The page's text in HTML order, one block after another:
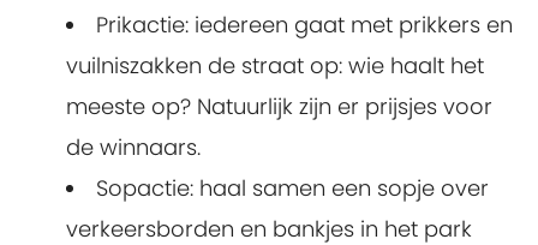
Prikactie: iedereen gaat met prikkers en
vuilniszakken de straat op: wie haalt het
meeste op? Natuurlijk zijn er prijsjes voor
de winnaars.
Sopactie: haal samen een sopje over
verkeersborden en bankjes in het park